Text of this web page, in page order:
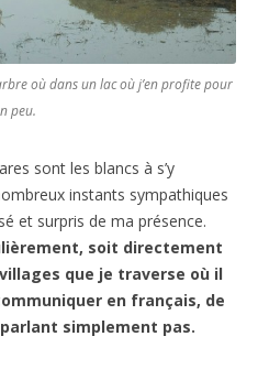
où dans un lac où j’en profite pour
peu.
sont les blancs à s’y
instants sympathiques
et surpris de ma présence.
soit directement
que je traverse où il
en français, de
simplement pas.